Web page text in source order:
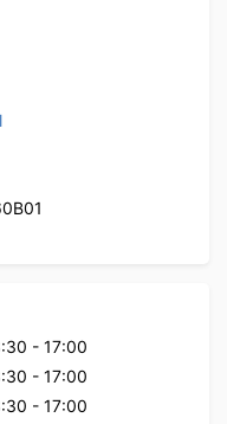
- 17:00
- 17:00
- 17:00